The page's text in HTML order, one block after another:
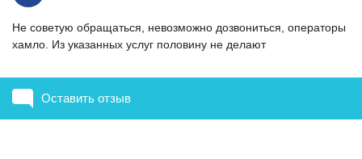
Не советую обращаться, невозможно дозвониться, операторы
хамло. Из указанных услуг половину не делают
Оставить отзыв